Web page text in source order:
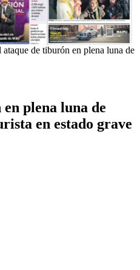
ataque de tiburón en plena luna de
plena luna de
en estado grave